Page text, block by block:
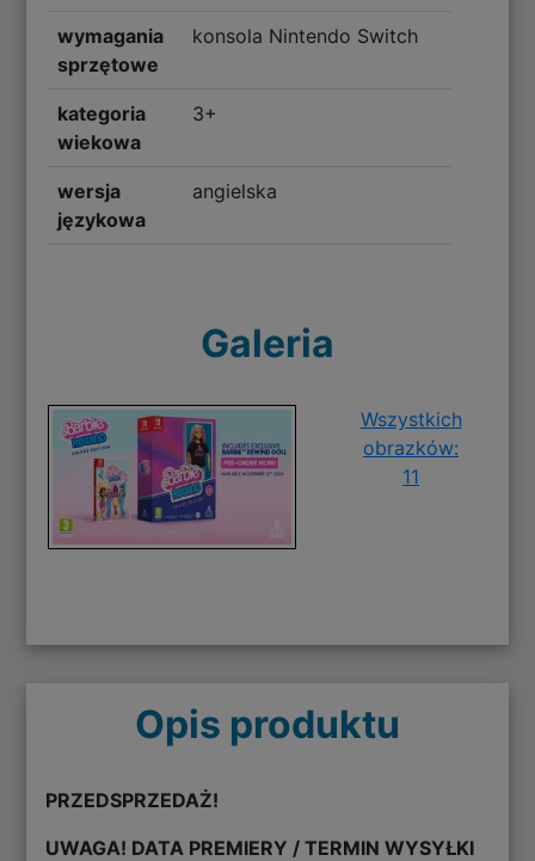
wymagania
sprzętowe
konsola Nintendo Switch
kategoria
wiekowa
3+
wersja
językowa
angielska
Galeria
Wszystkich
obrazków:
11
Opis produktu
PRZEDSPRZEDAŻ!
UWAGA! DATA PREMIERY / TERMIN WYSYŁKI